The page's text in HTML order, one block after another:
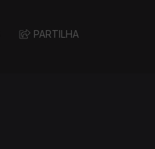
PARTILHA